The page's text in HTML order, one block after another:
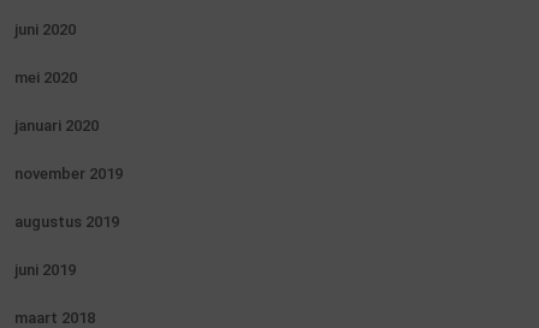
juni 2020
mei 2020
januari 2020
november 2019
augustus 2019
juni 2019
maart 2018